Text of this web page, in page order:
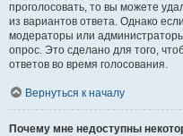
проголосовать, то вы можете
из вариантов ответа. Однако
модераторы или
опрос. Это сделано для того,
ответов во время голосования.
Вернуться к началу
Почему мне недоступны